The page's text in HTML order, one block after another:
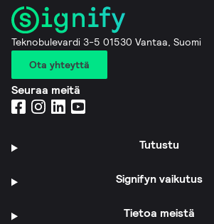
Teknobulevardi 3-5 01530 Vantaa, Suomi
Ota yhteyttä
Seuraa meitä
Tutustu
Signifyn vaikutus
Tietoa meistä